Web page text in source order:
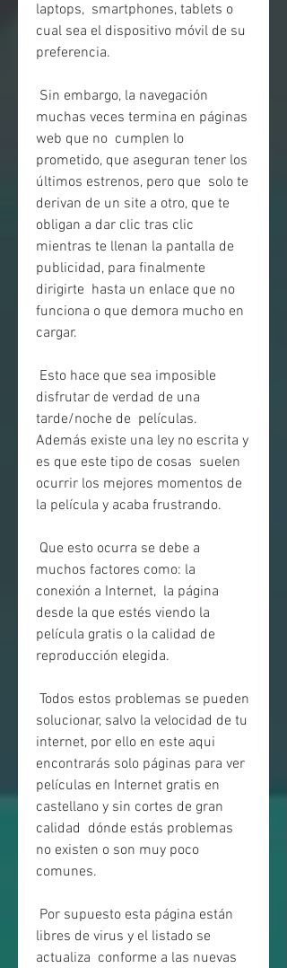
laptops,  smartphones, tablets o
cual sea el dispositivo móvil de su
preferencia.
muchas veces termina en páginas
web que no  cumplen lo
prometido, que aseguran tener los
últimos estrenos, pero que  solo te
derivan de un site a otro, que te
obligan a dar clic tras clic
mientras te llenan la pantalla de
publicidad, para finalmente
dirigirte  hasta un enlace que no
funciona o que demora mucho en
cargar.
disfrutar de verdad de una
tarde/noche de  películas.
Además existe una ley no escrita y
es que este tipo de cosas  suelen
ocurrir los mejores momentos de
la película y acaba frustrando.
muchos factores como: la
conexión a Internet,  la página
desde la que estés viendo la
película gratis o la calidad de
reproducción elegida.
solucionar, salvo la velocidad de tu
internet, por ello en este aqui
encontrarás solo páginas para ver
películas en Internet gratis en
castellano y sin cortes de gran
calidad  dónde estás problemas
no existen o son muy poco
comunes.
libres de virus y el listado se
actualiza  conforme a las nuevas